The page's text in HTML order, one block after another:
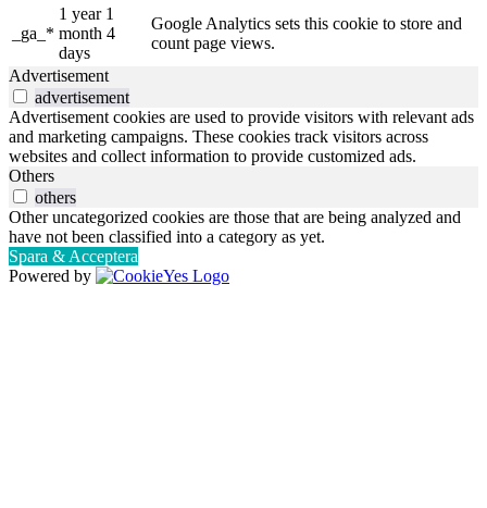
_ga_*
1 year 1
month 4
days
Google Analytics sets this cookie to store and
count page views.
Advertisement
advertisement
Advertisement cookies are used to provide visitors with relevant ads
and marketing campaigns. These cookies track visitors across
websites and collect information to provide customized ads.
Others
others
Other uncategorized cookies are those that are being analyzed and
have not been classified into a category as yet.
Spara & Acceptera
Powered by